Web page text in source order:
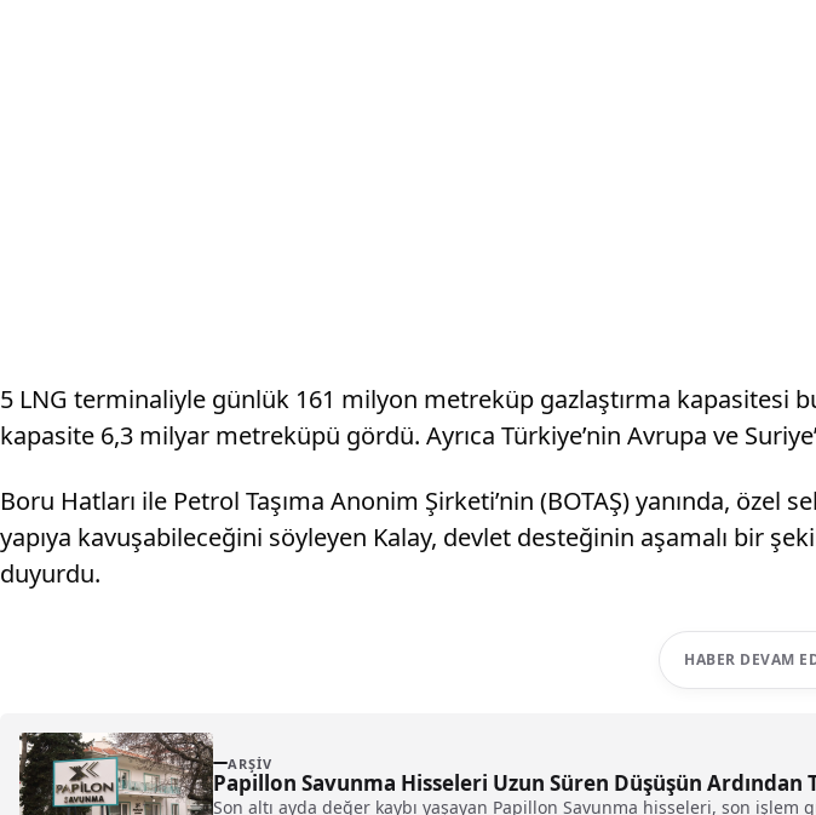
5 LNG terminaliyle günlük 161 milyon metreküp gazlaştırma kapasitesi
kapasite 6,3 milyar metreküpü gördü. Ayrıca Türkiye’nin Avrupa ve
Boru Hatları ile Petrol Taşıma Anonim Şirketi’nin (BOTAŞ) yanında, özel
yapıya kavuşabileceğini söyleyen Kalay, devlet desteğinin aşamalı bir
duyurdu.
HABER DEVAM
ARŞIV
Papillon Savunma Hisseleri Uzun Süren Düşüşün Ardından
Son altı ayda değer kaybı yaşayan Papillon Savunma hisseleri, son